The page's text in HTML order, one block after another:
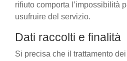
rifiuto comporta l’impossibilità
usufruire del servizio.
Dati raccolti e finalità
Si precisa che il trattamento